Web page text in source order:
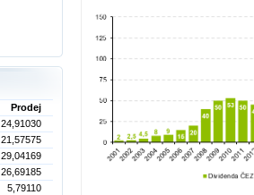
Prodej
24,91030
21,57575
29,04169
26,69185
5,79110